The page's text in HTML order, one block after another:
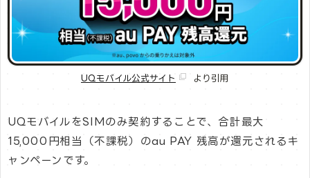
UQモバイル公式サイト より引用
UQモバイルをSIMのみ契約することで、合計最大
15,000円相当（不課税）のau PAY 残高が還元されるキ
ャンペーンです。